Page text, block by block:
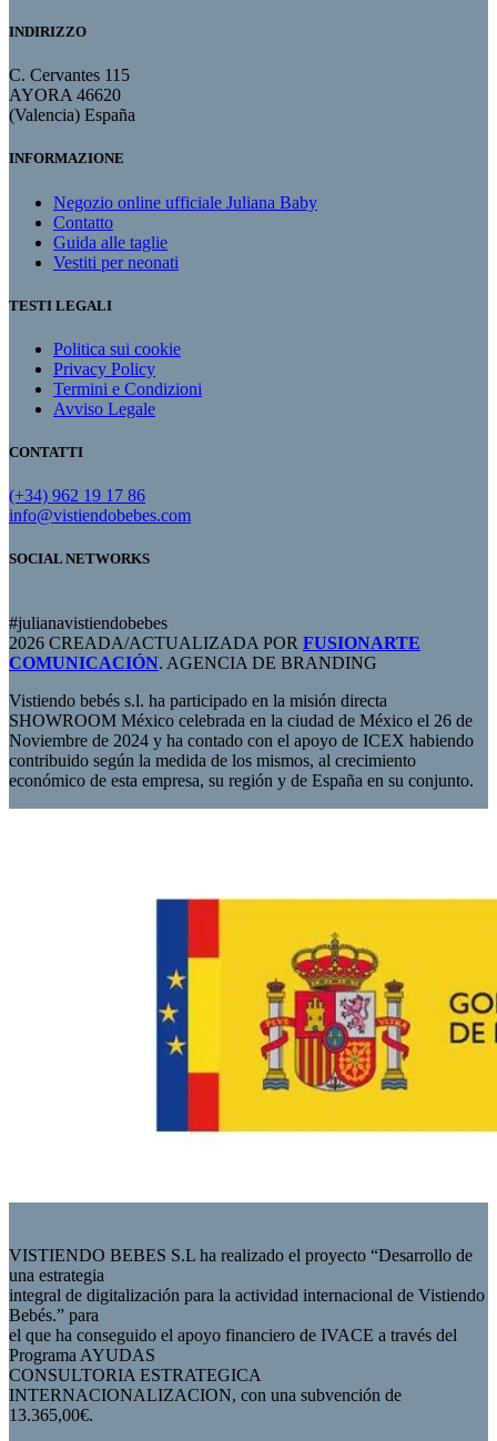
INDIRIZZO
C. Cervantes 115
AYORA 46620
(Valencia) España
INFORMAZIONE
Negozio online ufficiale Juliana Baby
Contatto
Guida alle taglie
Vestiti per neonati
TESTI LEGALI
Politica sui cookie
Privacy Policy
Termini e Condizioni
Avviso Legale
CONTATTI
(+34) 962 19 17 86
info@vistiendobebes.com
SOCIAL NETWORKS
#julianavistiendobebes
2026 CREADA/ACTUALIZADA POR FUSIONARTE
COMUNICACIÓN. AGENCIA DE BRANDING
Vistiendo bebés s.l. ha participado en la misión directa
SHOWROOM México celebrada en la ciudad de México el 26 de
Noviembre de 2024 y ha contado con el apoyo de ICEX habiendo
contribuido según la medida de los mismos, al crecimiento
económico de esta empresa, su región y de España en su conjunto.
VISTIENDO BEBES S.L ha realizado el proyecto “Desarrollo de
una estrategia
integral de digitalización para la actividad internacional de Vistiendo
Bebés.” para
el que ha conseguido el apoyo financiero de IVACE a través del
Programa AYUDAS
CONSULTORIA ESTRATEGICA
INTERNACIONALIZACION, con una subvención de
13.365,00€.